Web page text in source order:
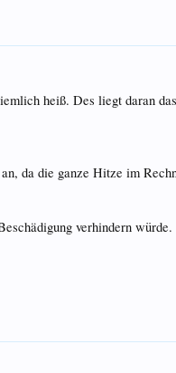
heiß. Des liegt daran
da die ganze Hitze im
verhindern würde.